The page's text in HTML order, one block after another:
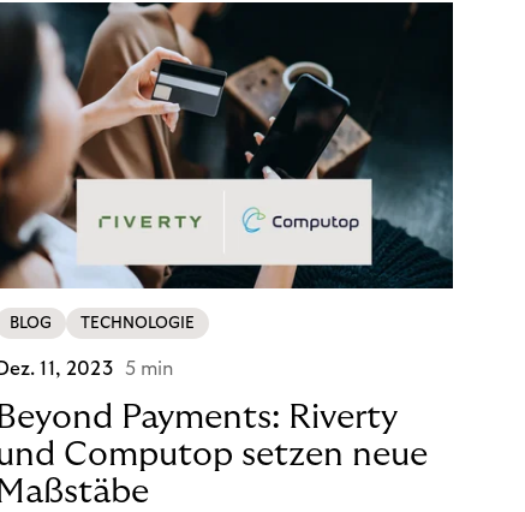
– geraten viele Unternehmen an die
Grenzen traditioneller Compliance-Mechanismen.
BLOG TECHNOLOGIE
Dez. 11, 2023 5 min
Payments: Riverty
Computop setzen neue